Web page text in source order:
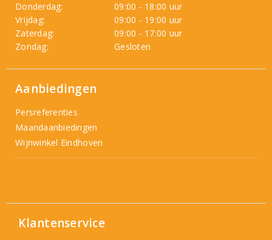
Donderdag:
09:00 - 18:00 uur
Vrijdag:
09:00 - 19:00 uur
Zaterdag:
09:00 - 17:00 uur
Zondag:
Gesloten
Aanbiedingen
Persreferenties
Maandaanbiedingen
Wijnwinkel Eindhoven
Klantenservice